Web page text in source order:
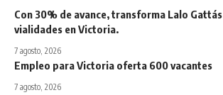
Con 30% de avance, transforma Lalo Gattás
vialidades en Victoria.
7 agosto, 2026
Empleo para Victoria oferta 600 vacantes
7 agosto, 2026